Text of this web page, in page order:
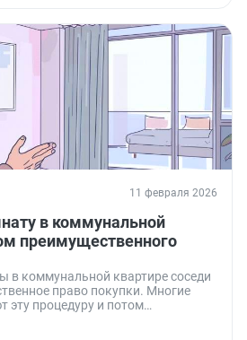
11 февраля 2026
в коммунальной
преимущественного
в коммунальной квартире соседи
право покупки. Многие
эту процедуру и потом
и безопасно продать